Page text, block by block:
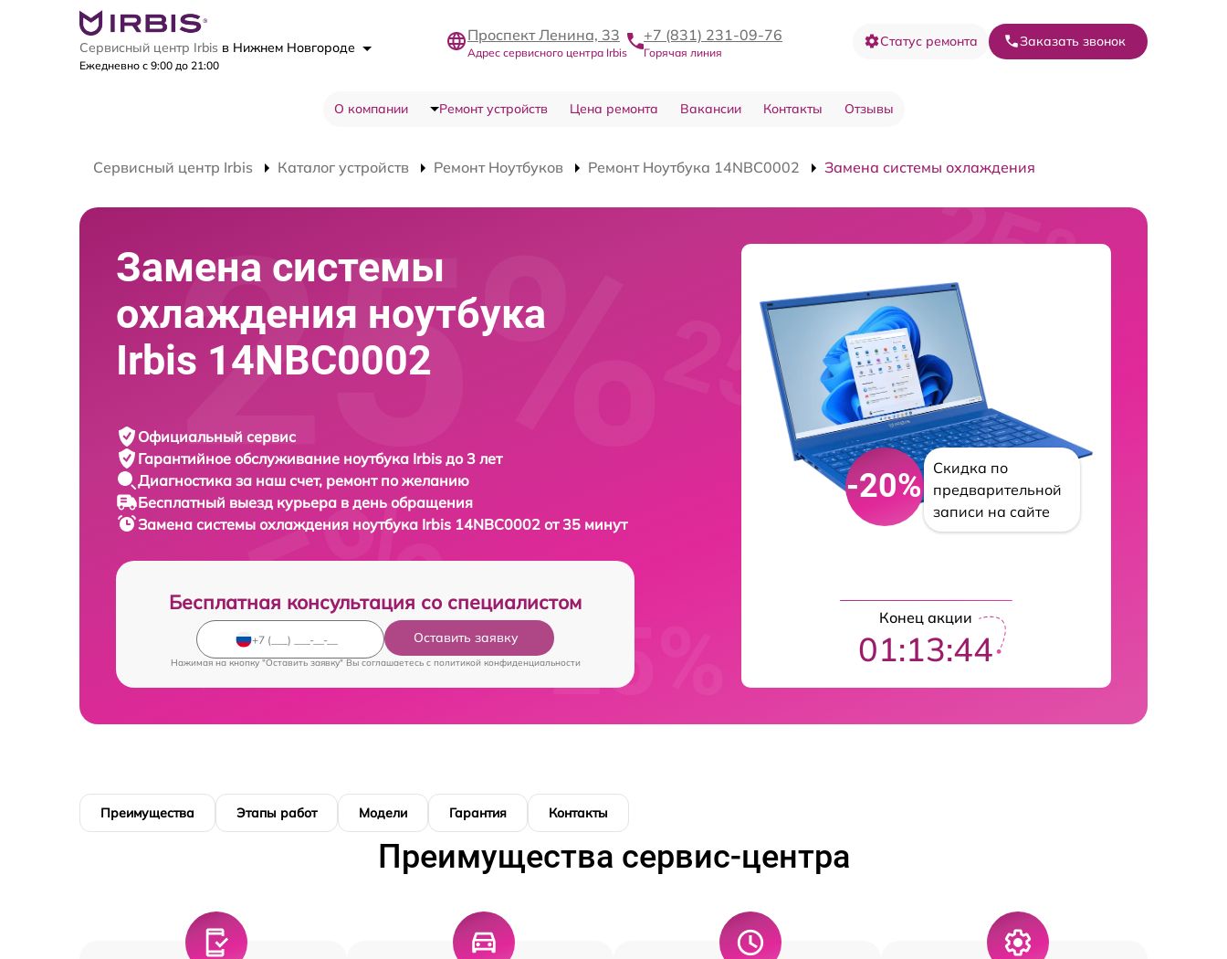
Сервисный центр Irbis в Нижнем Новгороде
Ежедневно с 9:00 до 21:00
Проспект Ленина, 33
Адрес сервисного центра Irbis
+7 (831) 231-09-76
Горячая линия
Статус ремонта Заказать звонок
О компании Ремонт устройств Цена ремонта Вакансии Контакты Отзывы
Сервисный центр Irbis Каталог устройств Ремонт Ноутбуков Ремонт Ноутбука 14NBC0002 Замена системы охлаждения
Замена системы
охлаждения ноутбука
Irbis 14NBC0002
Официальный сервис
Гарантийное обслуживание ноутбука Irbis до 3 лет
Диагностика за наш счет, ремонт по желанию
Бесплатный выезд курьера в день обращения
Замена системы охлаждения ноутбука Irbis 14NBC0002 от 35 минут
Бесплатная консультация со специалистом
Оставить заявку
Нажимая на кнопку "Оставить заявку" Вы соглашаетесь c политикой конфиденциальности
-20%
Скидка по
предварительной
записи на сайте
Конец акции
01:13:43
Преимущества Этапы работ Модели Гарантия Контакты
Преимущества сервис-центра